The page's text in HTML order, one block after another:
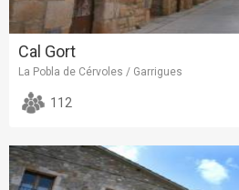
Cal Gort
La Pobla de Cérvoles / Garrigues
112